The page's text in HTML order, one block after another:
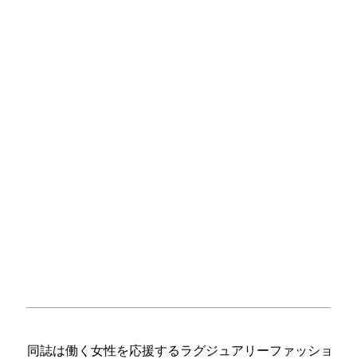
同誌は働く女性を応援するラグジュアリーファッショ